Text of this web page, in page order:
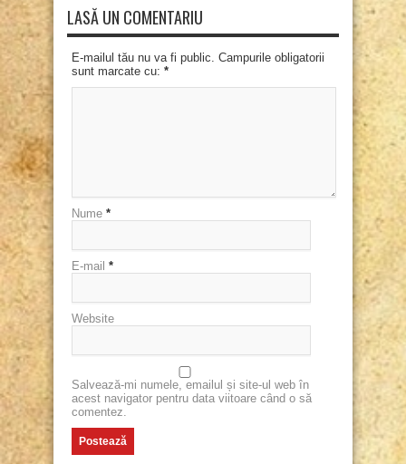
LASĂ UN COMENTARIU
E-mailul tău nu va fi public. Campurile obligatorii
sunt marcate cu: *
Nume *
E-mail *
Website
Salvează-mi numele, emailul și site-ul web în
acest navigator pentru data viitoare când o să
comentez.